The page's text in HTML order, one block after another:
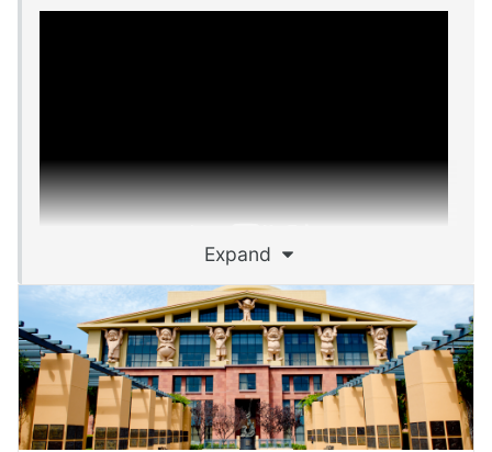
Evo primer kvaliteta video/audio koje Sora AI
sad radi.....
Zamislite za 5 godina......We're Doomed!
Expand